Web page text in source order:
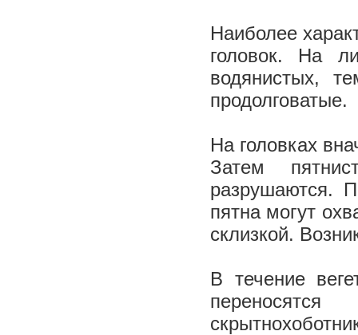
Наиболее
головок. На
водянистых,
продолговатые.
На головках
Затем
разрушаются.
пятна могут
склизкой.
В течение